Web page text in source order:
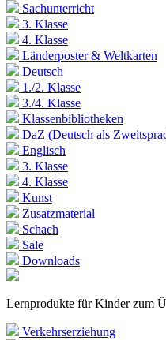
Sachunterricht
3. Klasse
4. Klasse
Länderposter & Weltkarten
Deutsch
1./2. Klasse
3./4. Klasse
Klassenbibliotheken
DaZ (Deutsch als
Englisch
3. Klasse
4. Klasse
Kunst
Zusatzmaterial
Schach
Sale
Downloads
Lernprodukte für Kinder zum
Verkehrserziehung